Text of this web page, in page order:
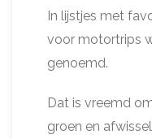
In lijstjes met
voor motortrips
genoemd.
Dat is vreemd
groen en